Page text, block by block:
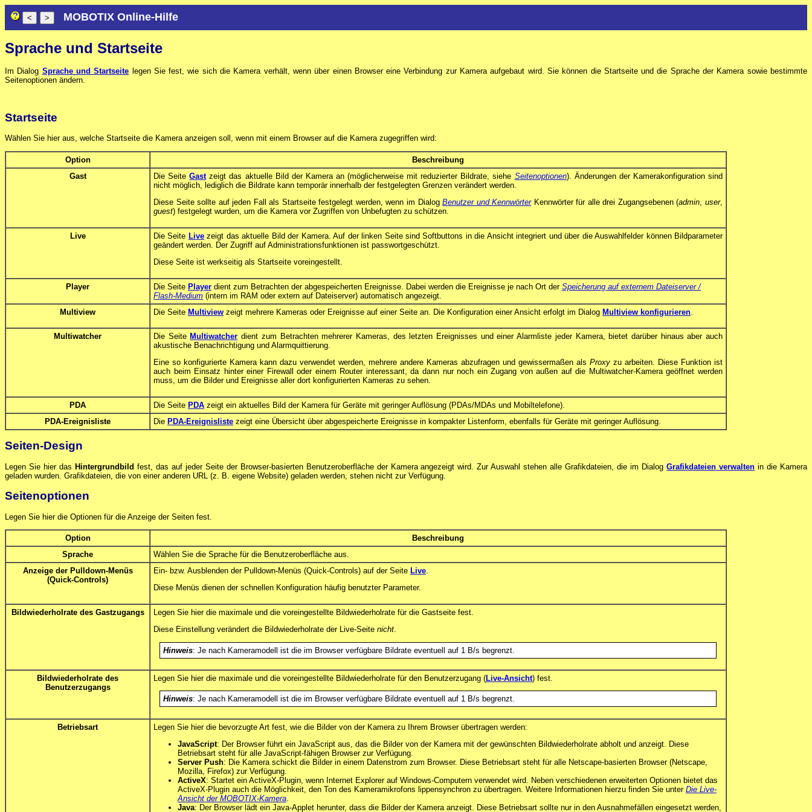
MOBOTIX Online-Hilfe
Sprache und Startseite
Im Dialog Sprache und Startseite legen Sie fest, wie sich die Kamera verhält, wenn über einen Browser eine Verbindung zur Kamera aufgebaut wird. Sie können die Startseite und die Sprache der Kamera sowie bestimmte
Seitenoptionen ändern.
Startseite
Wählen Sie hier aus, welche Startseite die Kamera anzeigen soll, wenn mit einem Browser auf die Kamera zugegriffen wird:
Option
Beschreibung
Gast
Die SeiteGastzeigt das aktuelle Bild der Kamera an (möglicherweise mit reduzierter Bildrate, siehe Seitenoptionen). Änderungen der Kamerakonfiguration sind
nicht möglich, lediglich die Bildrate kann temporär innerhalb der festgelegten Grenzen verändert werden.
Diese Seite sollte auf jeden Fall als Startseite festgelegt werden, wenn im DialogBenutzer und KennwörterKennwörter für alle drei Zugangsebenen (admin,user,
guest) festgelegt wurden, um die Kamera vor Zugriffen von Unbefugten zu schützen.
Live Die Seite Livezeigt das aktuelle Bild der Kamera. Auf der linken Seite sind Softbuttons in die Ansicht integriert und über die Auswahlfelder können Bildparameter
geändert werden. Der Zugriff auf Administrationsfunktionen ist passwortgeschützt.
Diese Seite ist werkseitig als Startseite voreingestellt.
Player Die Seite Player dient zum Betrachten der abgespeicherten Ereignisse. Dabei werden die Ereignisse je nach Ort der Speicherung auf externem Dateiserver /
Flash-Medium (intern im RAM oder extern auf Dateiserver) automatisch angezeigt.
Multiview
Die Seite Multiview zeigt mehrere Kameras oder Ereignisse auf einer Seite an. Die Konfiguration einer Ansicht erfolgt im Dialog Multiview konfigurieren
Multiwatcher Die Seite Multiwatcher dient zum Betrachten mehrerer Kameras, des letzten Ereignisses und einer Alarmliste jeder Kamera, bietet darüber hinaus aber auch
akustische Benachrichtigung und Alarmquittierung.
Eine so konfigurierte Kamera kann dazu verwendet werden, mehrere andere Kameras abzufragen und gewissermaßen als Proxy zu arbeiten. Diese Funktion ist
auch beim Einsatz hinter einer Firewall oder einem Router interessant, da dann nur noch ein Zugang von außen auf die Multiwatcher-Kamera geöffnet werden
muss, um die Bilder und Ereignisse aller dort konfigurierten Kameras zu sehen.
PDA Die Seite PDA zeigt ein aktuelles Bild der Kamera für Geräte mit geringer Auflösung (PDAs/MDAs und Mobiltelefone).
PDA-Ereignisliste
Die PDA-Ereignisliste zeigt eine Übersicht über abgespeicherte Ereignisse in kompakter Listenform, ebenfalls für Geräte mit geringer Auflösung.
Seiten-Design
Legen Sie hier das Hintergrundbild fest, das auf jeder Seite der Browser-basierten Benutzeroberfläche der Kamera angezeigt wird. Zur Auswahl stehen alle Grafikdateien, die im DialogGrafikdateien verwalten in die Kamera
geladen wurden. Grafikdateien, die von einer anderen URL (z. B. eigene Website) geladen werden, stehen nicht zur Verfügung.
Seitenoptionen
Legen Sie hier die Optionen für die Anzeige der Seiten fest.
Option
Beschreibung
Sprache
Wählen Sie die Sprache für die Benutzeroberfläche aus.
Anzeige der Pulldown-Menüs
(Quick-Controls)
Ein- bzw. Ausblenden der Pulldown-Menüs (Quick-Controls) auf der Seite Live.
Diese Menüs dienen der schnellen Konfiguration häufig benutzter Parameter.
Bildwiederholrate des Gastzugangs
Legen Sie hier die maximale und die voreingestellte Bildwiederholrate für die Gastseite fest.
Diese Einstellung verändert die Bildwiederholrate der Live-Seite nicht.
Hinweis: Je nach Kameramodell ist die im Browser verfügbare Bildrate eventuell auf 1 B/s begrenzt.
Bildwiederholrate des
Benutzerzugangs
Legen Sie hier die maximale und die voreingestellte Bildwiederholrate für den Benutzerzugang (Live-Ansicht) fest.
Hinweis: Je nach Kameramodell ist die im Browser verfügbare Bildrate eventuell auf 1 B/s begrenzt.
Betriebsart
Legen Sie hier die bevorzugte Art fest, wie die Bilder von der Kamera zu Ihrem Browser übertragen werden:
JavaScript: Der Browser führt ein JavaScript aus, das die Bilder von der Kamera mit der gewünschten Bildwiederholrate abholt und anzeigt. Diese
Betriebsart steht für alle JavaScript-fähigen Browser zur Verfügung.
Server Push: Die Kamera schickt die Bilder in einem Datenstrom zum Browser. Diese Betriebsart steht für alle Netscape-basierten Browser (Netscape,
Mozilla, Firefox) zur Verfügung.
ActiveX: Startet ein ActiveX-Plugin, wenn Internet Explorer auf Windows-Computern verwendet wird. Neben verschiedenen erweiterten Optionen bietet das
ActiveX-Plugin auch die Möglichkeit, den Ton des Kameramikrofons lippensynchron zu übertragen. Weitere Informationen hierzu finden Sie unter Die Live-
Ansicht der MOBOTIX-Kamera.
Java: Der Browser lädt ein Java-Applet herunter, dass die Bilder der Kamera anzeigt. Diese Betriebsart sollte nur in den Ausnahmefällen eingesetzt werden,